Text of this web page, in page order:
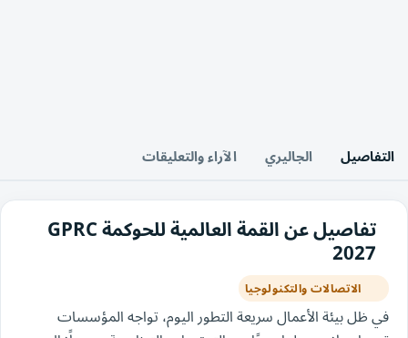
التفاصيل الجاليري الآراء والتعليقات
تفاصيل عن القمة العالمية للحوكمة GPRC
2027
الاتصالات والتكنولوجيا
في ظل بيئة الأعمال سريعة التطور اليوم، تواجه المؤسسات